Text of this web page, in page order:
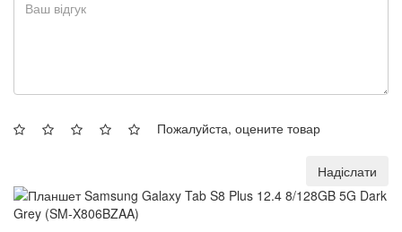
Пожалуйста, оцените товар
Надіслати